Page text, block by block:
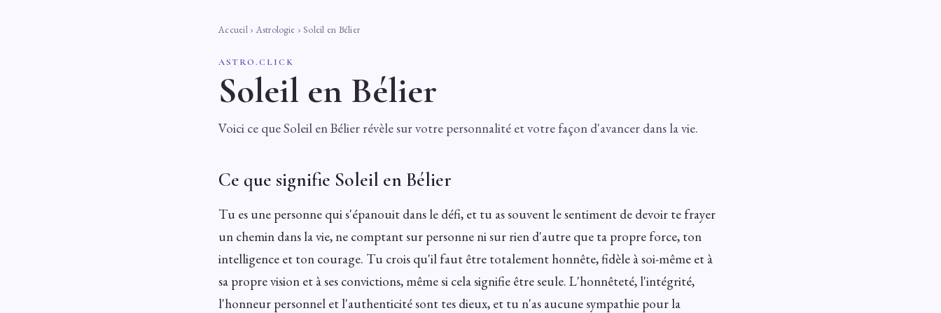
Accueil› Astrologie › Soleil en Bélier
ASTRO.CLICK
Soleil en Bélier
Voici ce que Soleil en Bélier révèle sur votre personnalité et votre façon d'avancer dans la vie.
Ce que signifie Soleil en Bélier
Tu es une personne qui s'épanouit dans le défi, et tu as souvent le sentiment de devoir te frayer
un chemin dans la vie, ne comptant sur personne ni sur rien d'autre que ta propre force, ton
intelligence et ton courage. Tu crois qu'il faut être totalement honnête, fidèle à soi-même et à
sa propre vision et à ses convictions, même si cela signifie être seule. L'honnêteté, l'intégrité,
l'honneur personnel et l'authenticité sont tes dieux, et tu n'as aucune sympathie pour la